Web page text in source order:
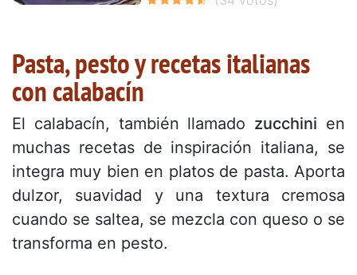
Pasta, pesto y recetas italianas
con calabacín
El calabacín, también llamado zucchini en
muchas recetas de inspiración italiana, se
integra muy bien en platos de pasta. Aporta
dulzor, suavidad y una textura cremosa
cuando se saltea, se mezcla con queso o se
transforma en pesto.